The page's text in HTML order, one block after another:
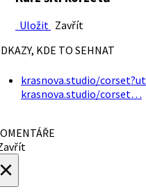
Uložit Zavřít
KDE TO SEHNAT
krasnova.studio/
krasnova.studio/corset…